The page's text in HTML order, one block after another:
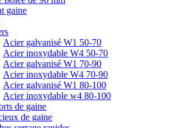
gaine
Acier galvanisé W1 50-70
Acier inoxydable W4 50-70
Acier galvanisé W1 70-90
Acier inoxydable W4 70-90
Acier galvanisé W1 80-100
Acier inoxydable w4 80-100
de gaine
de gaine